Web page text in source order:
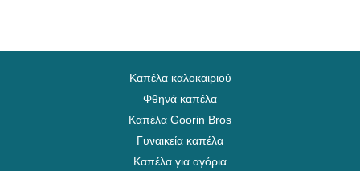
Καπέλα καλοκαιριού
Φθηνά καπέλα
Καπέλα Goorin Bros
Γυναικεία καπέλα
Καπέλα για αγόρια